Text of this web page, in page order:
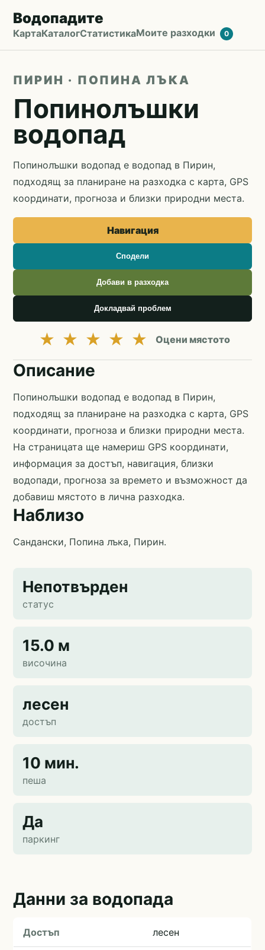
Водопадите
КартаКаталогСтатистикаМоите разходки 0
ПИРИН · ПОПИНА ЛЪКА
Попинолъшки
водопад
Попинолъшки водопад е водопад в Пирин,
подходящ за планиране на разходка с карта, GPS
координати, прогноза и близки природни места.
Навигация
Сподели
Добави в разходка
Докладвай проблем
★ ★ ★ ★ ★ Оцени мястото
Описание
Попинолъшки водопад е водопад в Пирин,
подходящ за планиране на разходка с карта, GPS
координати, прогноза и близки природни места.
На страницата ще намериш GPS координати,
информация за достъп, навигация, близки
водопади, прогноза за времето и възможност да
добавиш мястото в лична разходка.
Наблизо
Сандански, Попина лъка, Пирин.
Непотвърден
статус
15.0 м
височина
лесен
достъп
10 мин.
пеша
Да
паркинг
Данни за водопада
Достъп лесен